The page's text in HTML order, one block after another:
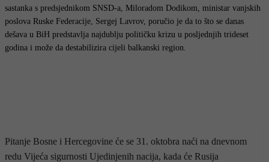
sastanka s predsjednikom SNSD-a, Miloradom Dodikom, ministar vanjskih
poslova Ruske Federacije, Sergej Lavrov, poručio je da to što se danas
dešava u BiH predstavlja najdublju političku krizu u posljednjih trideset
godina i može da destabilizira cijeli balkanski region.
Pitanje Bosne i Hercegovine će se 31. oktobra naći na dnevnom
redu Vijeća sigurnosti Ujedinjenih nacija, kada će Rusija